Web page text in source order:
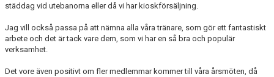
städdag vid utebanorna eller då vi har kioskförsäljning.
Jag vill också passa på att nämna alla våra tränare, som gör ett fantastiskt
arbete och det är tack vare dem, som vi har en så bra och populär
verksamhet.
Det vore även positivt om fler medlemmar kommer till våra årsmöten, då